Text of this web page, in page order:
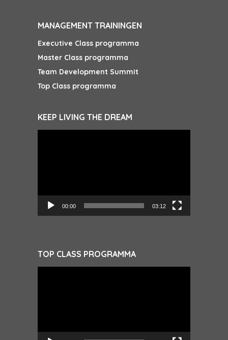
MANAGEMENT TRAININGEN
Executive Class programma
Master Class programma
Team Development Summit
Top Class programma
KEEP LIVING THE DREAM
00:00 03:12
TOP CLASS PROGRAMMA